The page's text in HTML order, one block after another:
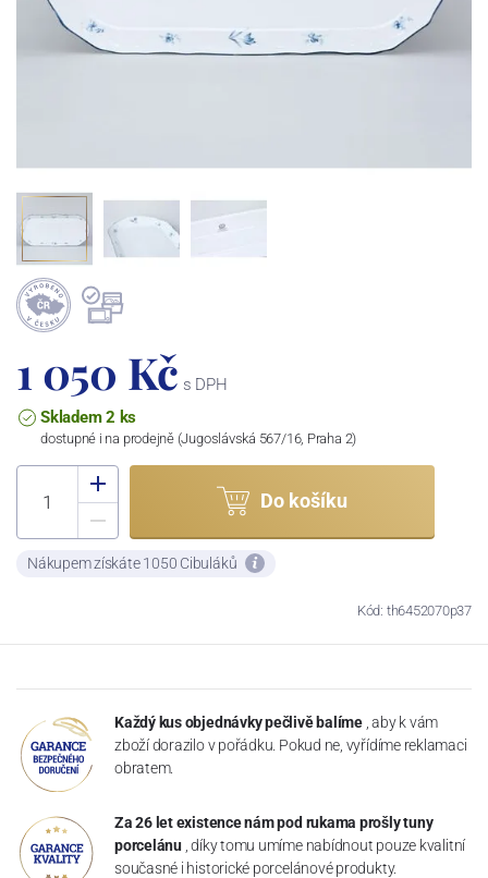
1 050 Kč s DPH
Skladem 2 ks
dostupné i na prodejně (Jugoslávská 567/16, Praha 2)
Do košíku
Nákupem získáte 1050 Cibuláků
Kód: th6452070p37
Každý kus objednávky pečlivě balíme , aby k vám
zboží dorazilo v pořádku. Pokud ne, vyřídíme reklamaci
obratem.
Za 26 let existence nám pod rukama prošly tuny
porcelánu , díky tomu umíme nabídnout pouze kvalitní
současné i historické porcelánové produkty.